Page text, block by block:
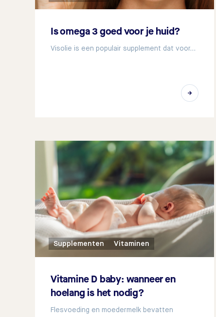
Is omega 3 goed voor je huid?
Visolie is een populair supplement dat voor…
Supplementen Vitaminen
Vitamine D baby: wanneer en
hoelang is het nodig?
Flesvoeding en moedermelk bevatten